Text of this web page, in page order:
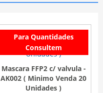
Para Quantidades
Consultem
Mascara FFP2 c/ valvula -
AK002 ( Minimo Venda 20
Unidades )